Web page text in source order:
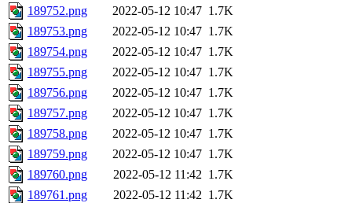
189752.png
2022-05-12 10:47 1.7K
189753.png
2022-05-12 10:47 1.7K
189754.png
2022-05-12 10:47 1.7K
189755.png
2022-05-12 10:47 1.7K
189756.png
2022-05-12 10:47 1.7K
189757.png
2022-05-12 10:47 1.7K
189758.png
2022-05-12 10:47 1.7K
189759.png
2022-05-12 10:47 1.7K
189760.png
2022-05-12 11:42 1.7K
189761.png
2022-05-12 11:42 1.7K